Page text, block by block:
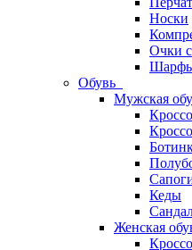
Носки
Очки
Обувь
Мужская
Кеды
Женская